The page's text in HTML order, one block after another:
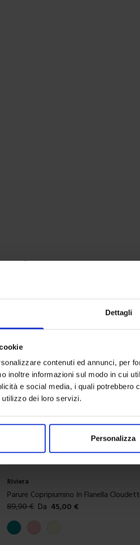
Dettagli
contenuti ed annunci, per
inoltre informazioni sul modo in cui
e social media, i quali
dei loro servizi.
Personalizza
Riviera
Parure Copripiumino In Flanella
89,90€ Da 45,00 €
Colori disponibili
Ottanio